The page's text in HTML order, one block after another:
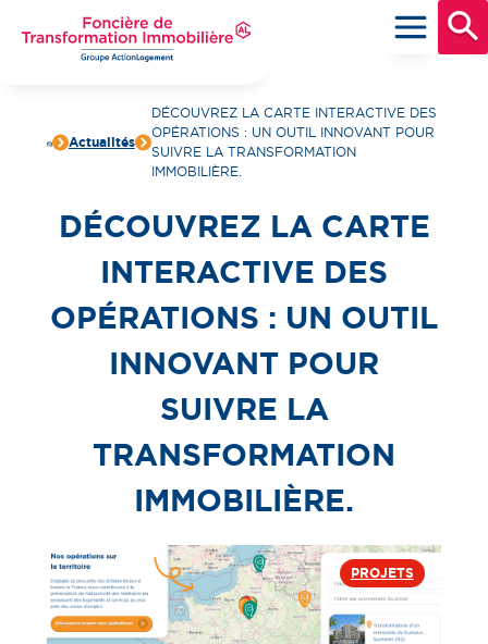
Actualités
DÉCOUVREZ LA CARTE INTERACTIVE DES
OPÉRATIONS : UN OUTIL INNOVANT POUR
SUIVRE LA TRANSFORMATION
IMMOBILIÈRE.
DÉCOUVREZ LA CARTE
INTERACTIVE DES
OPÉRATIONS : UN OUTIL
INNOVANT POUR
SUIVRE LA
TRANSFORMATION
IMMOBILIÈRE.
PROJETS